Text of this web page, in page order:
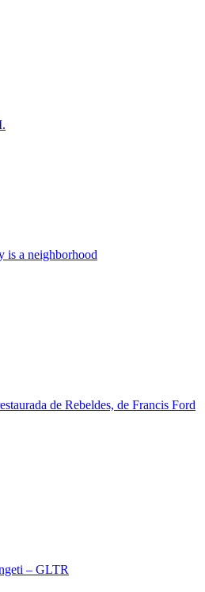
is a neighborhood
de Rebeldes, de Francis Ford
– GLTR